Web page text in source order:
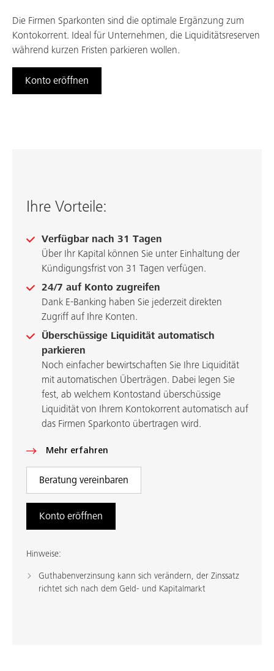
Arbeiten bei uns
Die Firmen Sparkonten sind die optimale Ergänzung zum
Kontokorrent. Ideal für Unternehmen, die Liquiditätsreserven
während kurzen Fristen parkieren wollen.
Konto eröffnen
Ihre Vorteile:
Verfügbar nach 31 Tagen
Über Ihr Kapital können Sie unter Einhaltung der
Kündigungsfrist von 31 Tagen verfügen.
24/7 auf Konto zugreifen
Dank E-Banking haben Sie jederzeit direkten
Zugriff auf Ihre Konten.
Überschüssige Liquidität automatisch
parkieren
Noch einfacher bewirtschaften Sie Ihre Liquidität
mit automatischen Überträgen. Dabei legen Sie
fest, ab welchem Kontostand überschüssige
Liquidität von Ihrem Kontokorrent automatisch auf
das Firmen Sparkonto übertragen wird.
Mehr erfahren
Beratung vereinbaren
Konto eröffnen
Hinweise:
Guthabenverzinsung kann sich verändern, der Zinssatz
richtet sich nach dem Geld- und Kapitalmarkt